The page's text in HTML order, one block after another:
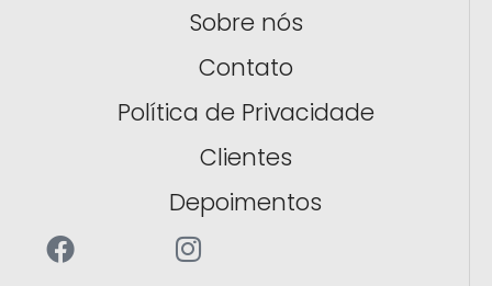
Sobre nós
Contato
Política de Privacidade
Clientes
Depoimentos